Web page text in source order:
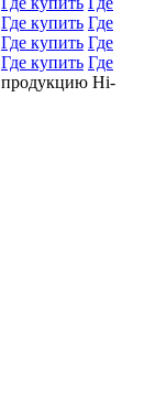
Где купить Где
Где купить Где
Где купить Где
продукцию Hi-